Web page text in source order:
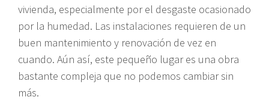
vivienda, especialmente por el desgaste ocasionado
por la humedad. Las instalaciones requieren de un
buen mantenimiento y renovación de vez en
cuando. Aún así, este pequeño lugar es una obra
bastante compleja que no podemos cambiar sin
más.